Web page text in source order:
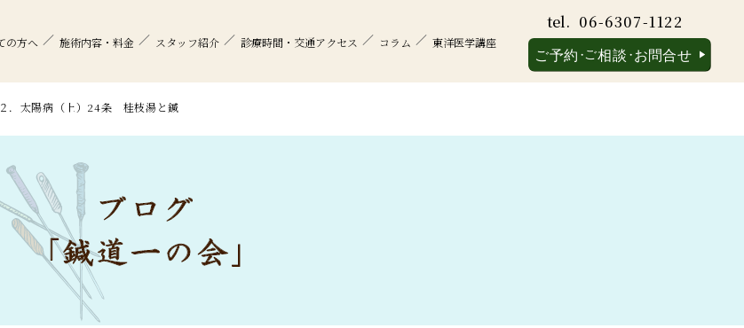
の方へ 施術内容・料金 スタッフ紹介 診療時間・交通アクセス コラム 東洋医学講座
tel. 06-6307-1122
．太陽病（上）24条 桂枝湯と鍼